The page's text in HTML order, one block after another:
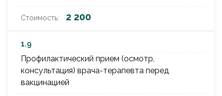
2 200
1.9
Профилактический прием (осмотр,
консультация) врача-терапевта перед
вакцинацией